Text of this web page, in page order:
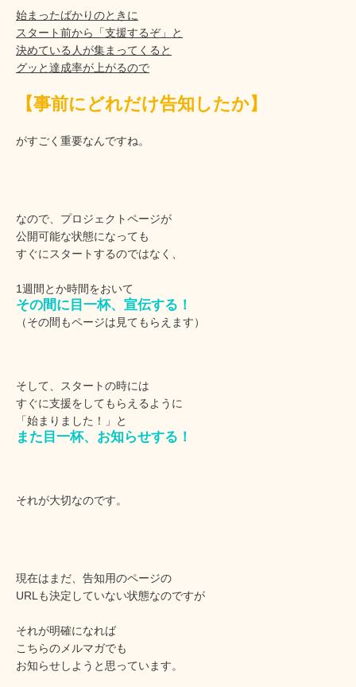
始まったばかりのときに
スタート前から「支援するぞ」と
決めている人が集まってくると
グッと達成率が上がるので
【事前にどれだけ告知したか】
がすごく重要なんですね。
なので、プロジェクトページが
公開可能な状態になっても
すぐにスタートするのではなく、
1週間とか時間をおいて
その間に目一杯、宣伝する！
（その間もページは見てもらえます）
そして、スタートの時には
すぐに支援をしてもらえるように
「始まりました！」と
また目一杯、お知らせする！
それが大切なのです。
現在はまだ、告知用のページの
URLも決定していない状態なのですが
それが明確になれば
こちらのメルマガでも
お知らせしようと思っています。